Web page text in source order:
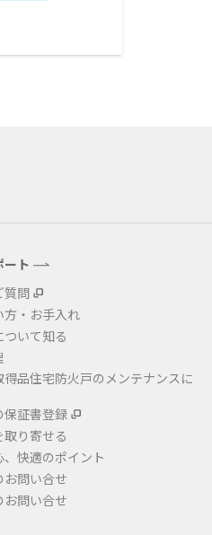
ート
質問
方・お手入れ
いて知る
得品住宅防火戸のメンテナンスに
保証書登録
り寄せる
、快適のポイント
お問い合せ
お問い合せ